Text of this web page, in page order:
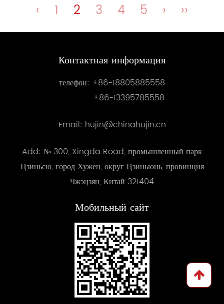
‹ 1 2 3 4 5 › ››
Контактная информация
телефон: +86-18805885558
+86-13395785558
Email: hujin@chinahujin.cn
Add: № 300, Xingda Road, промышленный парк
Цзиньсю, город Хужен, округ Цзиньюнь, провинция
Чжэцзян, Китай 321404
Мобильный сайт